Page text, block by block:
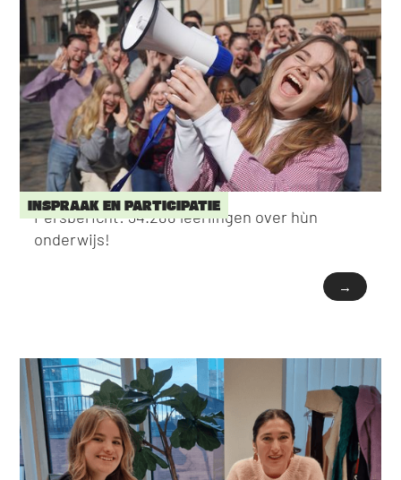
INSPRAAK EN PARTICIPATIE
Persbericht: 34.288 leerlingen over hùn
onderwijs!
→